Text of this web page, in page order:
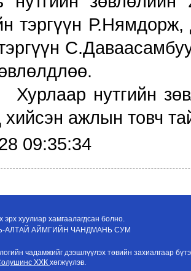
тэргүүн
нутгийн
хийсэн ажлын товч
09:35:34
эрх хуулиар хамгаалагдсан болно.
АЛТАЙ АЙМГИЙН ЧАНДМАНЬ СУМ
чадамжийг дээшлүүлэх төвийн захиалгаар
ХХК хөгжүүлэв.